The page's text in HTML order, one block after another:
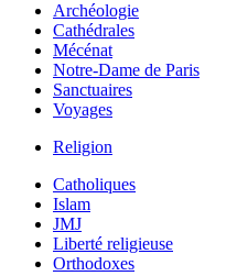
Archéologie
Cathédrales
Mécénat
Notre-Dame de Paris
Sanctuaires
Voyages
Religion
Catholiques
Islam
JMJ
Liberté religieuse
Orthodoxes